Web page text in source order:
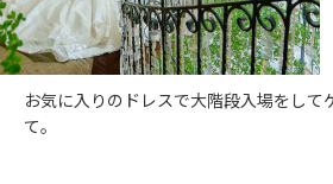
お気に入りのドレスで大階段入場をして
て。